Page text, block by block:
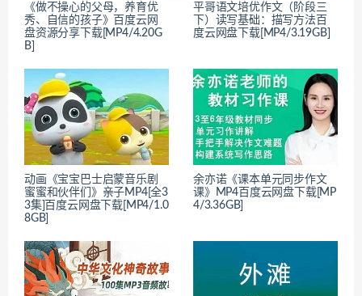
《做不操心的父母，养育优
秀、自信的孩子》百度云网
盘资源分享下载[MP4/4.20G
B]
平哥语文培优作文（阶段三
下）读写基础：描写方法百
度云网盘下载[MP4/3.19GB]
动画《宝宝巴士启蒙音乐剧
蜜蜜和伙伴们》亲子MP4[全3
3集]百度云网盘下载[MP4/1.0
8GB]
余亦诺《课本单元同步作文
课》MP4百度云网盘下载[MP
4/3.36GB]